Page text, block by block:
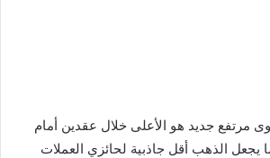
مرتفع جديد هو الأعلى خلال عقدين أمام
يجعل الذهب أقل جاذبية لحائزي العملات